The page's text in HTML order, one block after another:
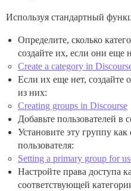
Используя стандартный
Определите, сколько
создайте их, если они еще
Create a category in
Если их еще нет, создайте
из них:
Creating groups in Discourse
Добавьте пользователей в
Установите эту группу
пользователя:
Setting a primary group for
Настройте права доступа
соответствующей